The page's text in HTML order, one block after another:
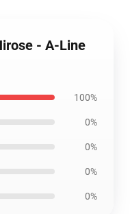
- A-Line
100%
0%
0%
0%
0%